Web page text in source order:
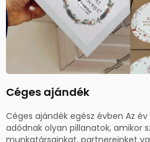
Céges ajándék
Céges ajándék egész évben Az
adódnak olyan pillanatok, amikor